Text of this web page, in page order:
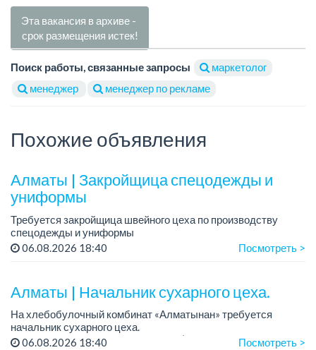
Эта вакансия в архиве -
срок размещения истек!
Поиск работы, связанные запросы
маркетолог
менеджер
менеджер по рекламе
Похожие объявления
Алматы | Закройщица спецодежды и
униформы
Требуется закройщица швейного цеха по производству
спецодежды и униформы
Рабочий день с 9:00 до 18:00
06.08.2026 18:40 Посмотреть >
Алматы | Начальник сухарного цеха.
На хлебобулочный комбинат «Алматынан» требуется
начальник сухарного цеха.
Зарплата: от 300 000 тенге на руки (обсуждается на
06.08.2026 18:40 Посмотреть >